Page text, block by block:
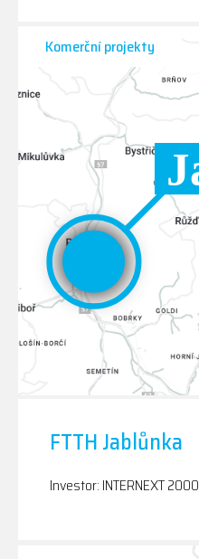
Komerční projekty
FTTH Jablůnka
Investor: INTERNEXT 2000